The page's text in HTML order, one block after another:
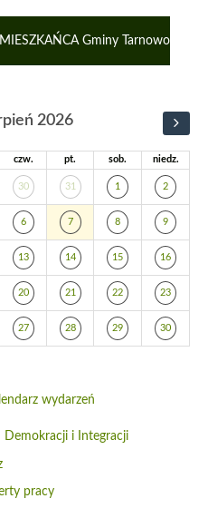
Gminy Tarnowo
2026
czw. pt. sob. niedz.
30 31 1 2
6 7 8 9
13 14 15 16
20 21 22 23
27 28 29 30
wydarzeń
Demokracji i Integracji
pracy